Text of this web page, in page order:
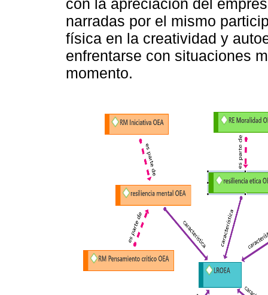
con la apreciación del
narradas por el mismo
física en la creatividad y
enfrentarse con situaciones
momento.